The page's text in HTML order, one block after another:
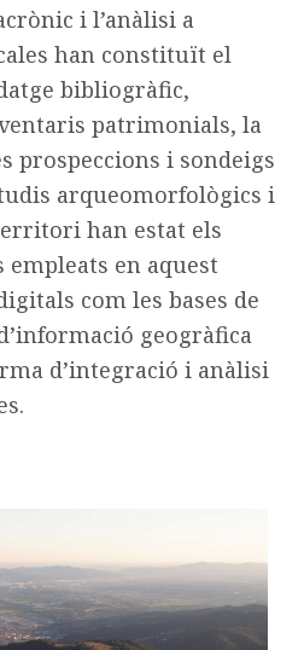
i l’anàlisi a
han constituït el
bibliogràfic,
patrimonials, la
prospeccions i sondeigs
arqueomorfològics i
han estat els
en aquest
com les bases de
geogràfica
d’integració i anàlisi